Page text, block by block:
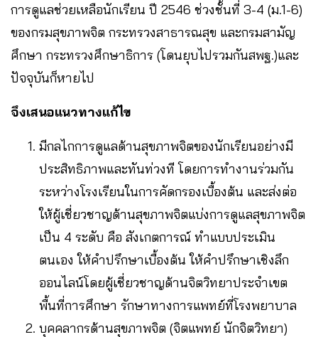
การดูแลช่วยเหลือนักเรียน ปี 2546 ช่วงชั้นที่ 3-4 (ม.1-6)
ของกรมสุขภาพจิต กระทรวงสาธารณสุข และกรมสามัญ
ศึกษา กระทรวงศึกษาธิการ (โดนยุบไปรวมกันสพฐ.)และ
ปัจจุบันก็หายไป
จึงเสนอแนวทางแก้ไข
มีกลไกการดูแลด้านสุขภาพจิตของนักเรียนอย่างมี
ประสิทธิภาพและทันท่วงที โดยการทำงานร่วมกัน
ระหว่างโรงเรียนในการคัดกรองเบื้องต้น และส่งต่อ
ให้ผู้เชี่ยวชาญด้านสุขภาพจิตแบ่งการดูแลสุขภาพจิต
เป็น 4 ระดับ คือ สังเกตการณ์ ทำแบบประเมิน
ตนเอง ให้คำปรึกษาเบื้องต้น ให้คำปรึกษาเชิงลึก
ออนไลน์โดยผู้เชี่ยวชาญด้านจิตวิทยาประจำเขต
พื้นที่การศึกษา รักษาทางการแพทย์ที่โรงพยาบาล
บุคคลากรด้านสุขภาพจิต (จิตแพทย์ นักจิตวิทยา)